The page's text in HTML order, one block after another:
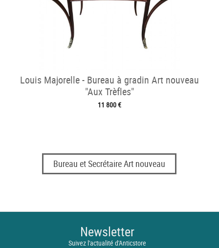
Louis Majorelle - Bureau à gradin Art nouveau
"Aux Trèfles"
11 800 €
Bureau et Secrétaire Art nouveau
Newsletter
Suivez l'actualité d'Anticstore